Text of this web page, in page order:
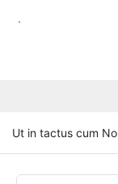
.
Ut in tactus cum